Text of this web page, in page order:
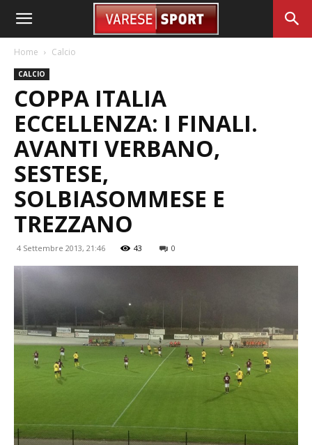
Home Calcio
CALCIO
COPPA ITALIA
ECCELLENZA: I FINALI.
AVANTI VERBANO,
SESTESE,
SOLBIASOMMESE E
TREZZANO
4 Settembre 2013, 21:46 43 0